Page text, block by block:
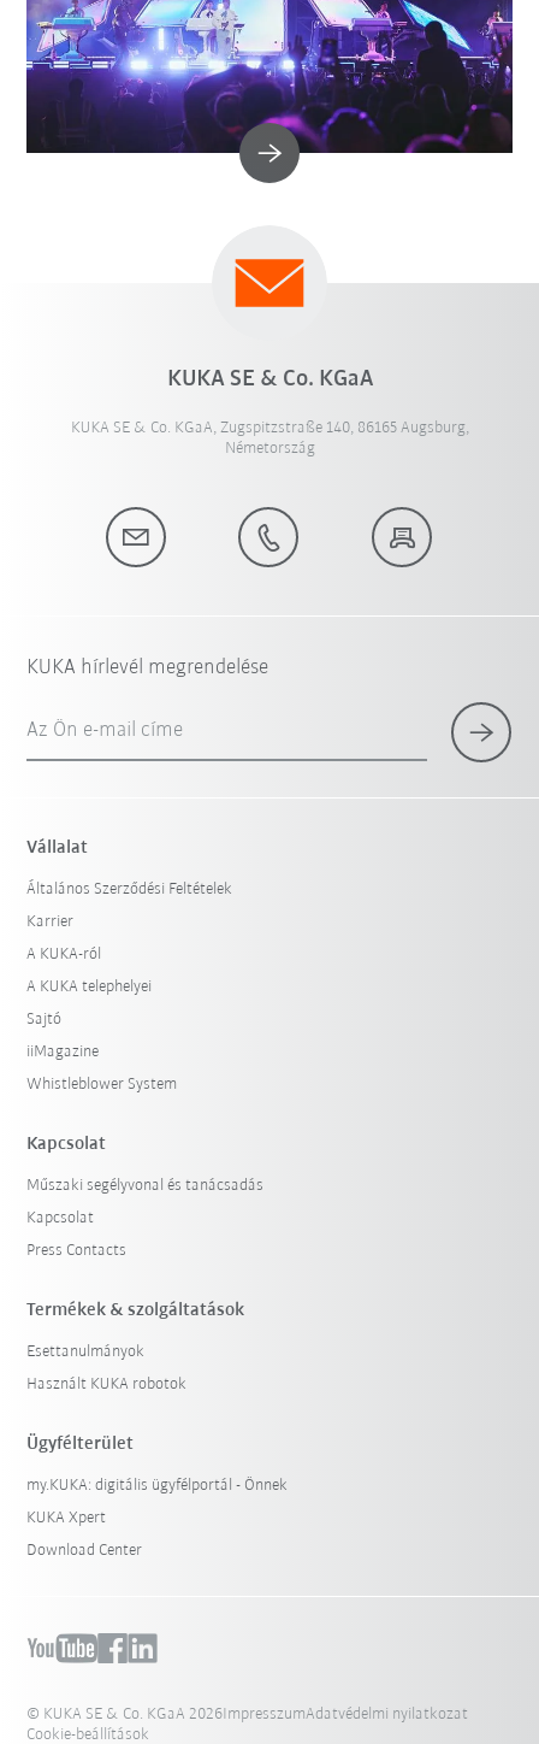
KUKA SE & Co. KGaA
KUKA SE & Co. KGaA, Zugspitzstraße 140, 86165 Augsburg,
Németország
KUKA hírlevél megrendelése
Az Ön e-mail címe
Vállalat
Általános Szerződési Feltételek
Karrier
A KUKA-ról
A KUKA telephelyei
Sajtó
iiMagazine
Whistleblower System
Kapcsolat
Műszaki segélyvonal és tanácsadás
Kapcsolat
Press Contacts
Termékek & szolgáltatások
Esettanulmányok
Használt KUKA robotok
Ügyfélterület
my.KUKA: digitális ügyfélportál - Önnek
KUKA Xpert
Download Center
© KUKA SE & Co. KGaA 2026 ImpresszumAdatvédelmi nyilatkozat
Cookie-beállítások